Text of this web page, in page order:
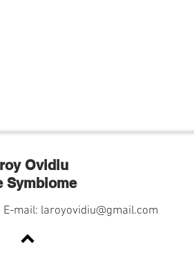
Ovidiu
Symbiome
mail: laroyovidiu@gmail.com